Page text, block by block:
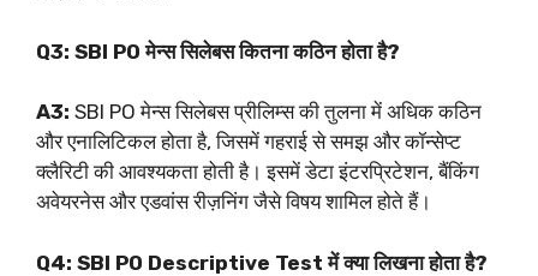
Q3: SBI PO मेन्स सिलेबस कितना कठिन होता है?
A3: SBI PO मेन्स सिलेबस प्रीलिम्स की तुलना में अधिक कठिन
और एनालिटिकल होता है, जिसमें गहराई से समझ और कॉन्सेप्ट
क्लैरिटी की आवश्यकता होती है। इसमें डेटा इंटरप्रिटेशन, बैंकिंग
अवेयरनेस और एडवांस रीज़निंग जैसे विषय शामिल होते हैं।
Q4: SBI PO Descriptive Test में क्या लिखना होता है?